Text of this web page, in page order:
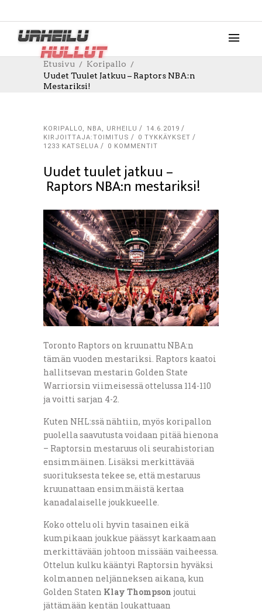
Etusivu
Koripallo
Uudet Tuulet Jatkuu – Raptors NBA:n
Mestariksi!
KORIPALLO, NBA, URHEILU
14.6.2019
KIRJOITTAJA:TOIMITUS
0 TYKKÄYKSET
1233 KATSELUA
0 KOMMENTIT
Uudet tuulet jatkuu –
Raptors NBA:n mestariksi!
Toronto Raptors on kruunattu NBA:n
tämän vuoden mestariksi. Raptors kaatoi
hallitsevan mestarin Golden State
Warriorsin viimeisessä ottelussa 114-110
ja voitti sarjan 4-2.
Kuten NHL:ssä nähtiin, myös koripallon
puolella saavutusta voidaan pitää hienona
– Raptorsin mestaruus oli seurahistorian
ensimmäinen. Lisäksi merkittävää
suorituksesta tekee se, että mestaruus
kruunattaan ensimmäistä kertaa
kanadalaiselle joukkueelle.
Koko ottelu oli hyvin tasainen eikä
kumpikaan joukkue päässyt karkaamaan
merkittävään johtoon missään vaiheessa.
Ottelun kulku kääntyi Raptorsin hyväksi
kolmannen neljänneksen aikana, kun
Golden Staten Klay Thompson joutui
jättämään kentän loukattuaan